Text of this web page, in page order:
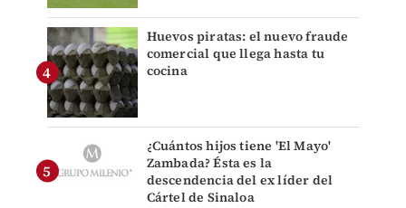
Huevos piratas: el nuevo fraude
comercial que llega hasta tu
cocina
¿Cuántos hijos tiene 'El Mayo'
Zambada? Ésta es la
descendencia del ex líder del
Cártel de Sinaloa